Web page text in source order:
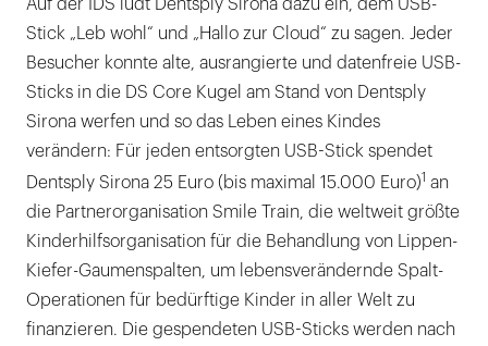
Auf der IDS ludt Dentsply Sirona dazu ein, dem USB-
Stick „Leb wohl“ und „Hallo zur Cloud“ zu sagen. Jeder
Besucher konnte alte, ausrangierte und datenfreie USB-
Sticks in die DS Core Kugel am Stand von Dentsply
Sirona werfen und so das Leben eines Kindes
verändern: Für jeden entsorgten USB-Stick spendet
Dentsply Sirona 25 Euro (bis maximal 15.000 Euro)1 an
die Partnerorganisation Smile Train, die weltweit größte
Kinderhilfsorganisation für die Behandlung von Lippen-
Kiefer-Gaumenspalten, um lebensverändernde Spalt-
Operationen für bedürftige Kinder in aller Welt zu
finanzieren. Die gespendeten USB-Sticks werden nach